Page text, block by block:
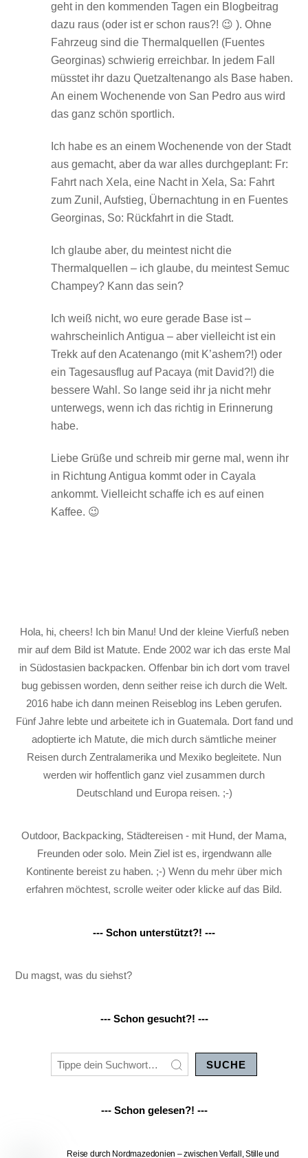
geht in den kommenden Tagen ein Blogbeitrag
dazu raus (oder ist er schon raus?! 😉 ). Ohne
Fahrzeug sind die Thermalquellen (Fuentes
Georginas) schwierig erreichbar. In jedem Fall
müsstet ihr dazu Quetzaltenango als Base haben.
An einem Wochenende von San Pedro aus wird
das ganz schön sportlich.
Ich habe es an einem Wochenende von der Stadt
aus gemacht, aber da war alles durchgeplant: Fr:
Fahrt nach Xela, eine Nacht in Xela, Sa: Fahrt
zum Zunil, Aufstieg, Übernachtung in en Fuentes
Georginas, So: Rückfahrt in die Stadt.
Ich glaube aber, du meintest nicht die
Thermalquellen – ich glaube, du meintest Semuc
Champey? Kann das sein?
Ich weiß nicht, wo eure gerade Base ist –
wahrscheinlich Antigua – aber vielleicht ist ein
Trekk auf den Acatenango (mit K’ashem?!) oder
ein Tagesausflug auf Pacaya (mit David?!) die
bessere Wahl. So lange seid ihr ja nicht mehr
unterwegs, wenn ich das richtig in Erinnerung
habe.
Liebe Grüße und schreib mir gerne mal, wenn ihr
in Richtung Antigua kommt oder in Cayala
ankommt. Vielleicht schaffe ich es auf einen
Kaffee. 😉
Hola, hi, cheers! Ich bin Manu! Und der kleine Vierfuß neben
mir auf dem Bild ist Matute. Ende 2002 war ich das erste Mal
in Südostasien backpacken. Offenbar bin ich dort vom travel
bug gebissen worden, denn seither reise ich durch die Welt.
2016 habe ich dann meinen Reiseblog ins Leben gerufen.
Fünf Jahre lebte und arbeitete ich in Guatemala. Dort fand und
adoptierte ich Matute, die mich durch sämtliche meiner
Reisen durch Zentralamerika und Mexiko begleitete. Nun
werden wir hoffentlich ganz viel zusammen durch
Deutschland und Europa reisen. ;-)
Outdoor, Backpacking, Städtereisen - mit Hund, der Mama,
Freunden oder solo. Mein Ziel ist es, irgendwann alle
Kontinente bereist zu haben. ;-) Wenn du mehr über mich
erfahren möchtest, scrolle weiter oder klicke auf das Bild.
--- Schon unterstützt?! ---
Du magst, was du siehst?
--- Schon gesucht?! ---
SUCHE
--- Schon gelesen?! ---
Reise durch Nordmazedonien – zwischen Verfall, Stille und